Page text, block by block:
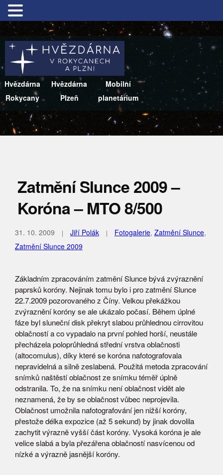
Hvězdárna
Rokycany
Hvězdárna
Plzeň
Mobilní
planetárium
Zatmění Slunce 2009 –
Koróna – MTO 8/500
31. 10. 2009 Jiří Polák Fotogalerie, Zatmění Slunce,
Zatmění Slunce 2009
Základním zpracováním zatmění Slunce bývá zvýraznění
paprsků koróny. Nejinak tomu bylo i pro zatmění Slunce
22.7.2009 pozorovaného z Číny. Velkou překážkou
zvýraznění koróny se ale ukázalo počasí. Během úplné
fáze byl sluneční disk překryt slabou průhlednou cirrovitou
oblačností a co vypadalo na první pohled horší, neustále
přecházela poloprůhledná střední vrstva oblačnosti
(altocomulus), díky které se koróna nafotografovala
nepravidelná a silně zeslabená. Použitá metoda zpracování
snímků naštěstí oblačnost ze snímku téměř úplně
odstranila. To, že na snímku není oblačnost vidět ale
neznamená, že by se oblačnost vůbec neprojevila.
Oblačnost umožnila nafotografování jen nižší koróny,
přestože délka expozice (až 5 sekund) by jinak dovolila
zachytit výrazně vyšší část koróny. Vysoká koróna je ale
velice slabá a byla přezářena oblačností nasvícenou od
nízké a výrazně jasnější koróny.